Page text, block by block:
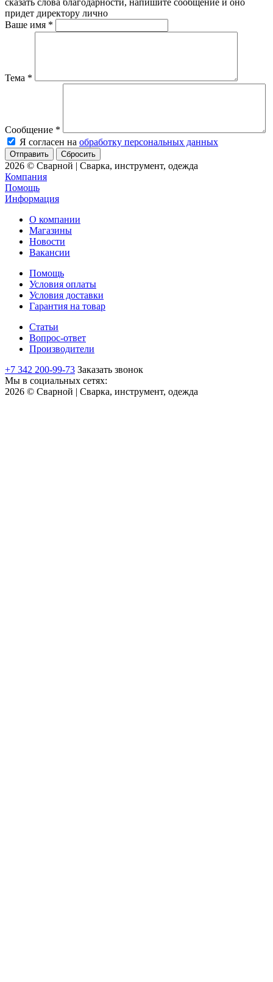
сказать слова благодарности, напишите сообщение и оно
придет директору лично
Ваше имя *
Тема *
Сообщение *
Я согласен на обработку персональных данных
Сбросить
2026 © Сварной | Сварка, инструмент, одежда
Компания
Помощь
Информация
О компании
Магазины
Новости
Вакансии
Помощь
Условия оплаты
Условия доставки
Гарантия на товар
Статьи
Вопрос-ответ
Производители
+7 342 200-99-73 Заказать звонок
Мы в социальных сетях:
2026 © Сварной | Сварка, инструмент, одежда